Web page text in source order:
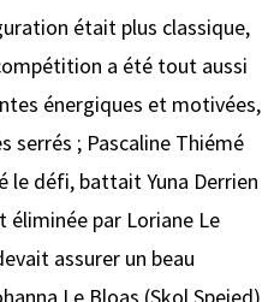
était plus classique,
a été tout aussi
énergiques et motivées,
serrés ; Pascaline Thiémé
le défi, battait Yuna Derrien
éliminée par Loriane Le
assurer un beau